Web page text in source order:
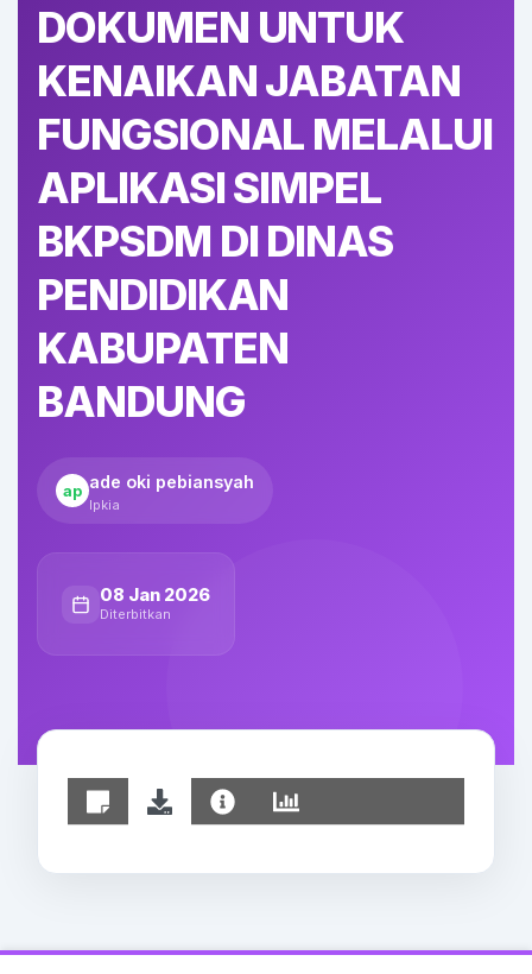
DOKUMEN UNTUK
KENAIKAN JABATAN
FUNGSIONAL MELALUI
APLIKASI SIMPEL
BKPSDM DI DINAS
PENDIDIKAN
KABUPATEN
BANDUNG
ap ade oki pebiansyah
lpkia
08 Jan 2026
Diterbitkan